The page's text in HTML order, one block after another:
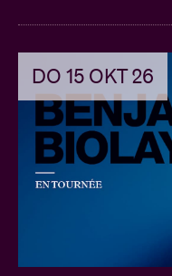
DO 15 OKT 26